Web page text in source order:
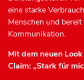
eine starke
Menschen und
Kommunikation.
Mit dem neuen
Claim: „Stark für